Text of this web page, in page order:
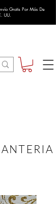
Gratis Por Más De
UU.